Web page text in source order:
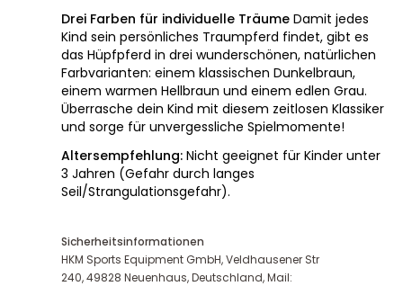
Drei Farben für individuelle Träume Damit jedes
Kind sein persönliches Traumpferd findet, gibt es
das Hüpfpferd in drei wunderschönen, natürlichen
Farbvarianten: einem klassischen Dunkelbraun,
einem warmen Hellbraun und einem edlen Grau.
Überrasche dein Kind mit diesem zeitlosen Klassiker
und sorge für unvergessliche Spielmomente!
Altersempfehlung: Nicht geeignet für Kinder unter
3 Jahren (Gefahr durch langes
Seil/Strangulationsgefahr).
Sicherheitsinformationen
HKM Sports Equipment GmbH, Veldhausener Str
240, 49828 Neuenhaus, Deutschland, Mail: